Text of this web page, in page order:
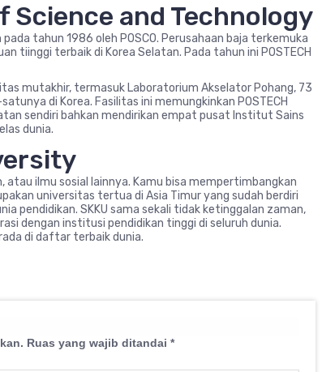
Science and Technology
tahun 1986 oleh POSCO. Perusahaan baja terkemuka
tiinggi terbaik di Korea Selatan. Pada tahun ini POSTECH
mutakhir, termasuk Laboratorium Akselator Pohang, 73
di Korea. Fasilitas ini memungkinkan POSTECH
sendiri bahkan mendirikan empat pusat Institut Sains
dunia.
ilmu sosial lainnya. Kamu bisa mempertimbangkan
universitas tertua di Asia Timur yang sudah berdiri
pendidikan. SKKU sama sekali tidak ketinggalan zaman,
dengan institusi pendidikan tinggi di seluruh dunia.
di daftar terbaik dunia.
Ruas yang wajib ditandai *